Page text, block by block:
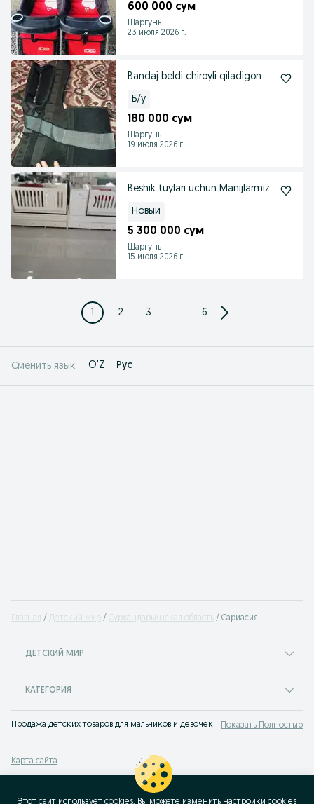
600 000 сум
Шаргунь
23 июля 2026 г.
Bandaj beldi chiroyli qiladigon.
Б/у
180 000 сум
Шаргунь
19 июля 2026 г.
Beshik tuylari uchun Manijlarmiz
Новый
5 300 000 сум
Шаргунь
15 июля 2026 г.
1 2 3 ... 6
Сменить язык: O'Z Рус
Главная Детский мир Сурхандарьинская область Сариасия
ДЕТСКИЙ МИР
КАТЕГОРИЯ
Продажа детских товаров для мальчиков и девочек на доске объявлений
Показать Полностью
Карта сайта
Карта бизнес-страницы
Этот сайт использует cookies. Вы можете изменить настройки cookies